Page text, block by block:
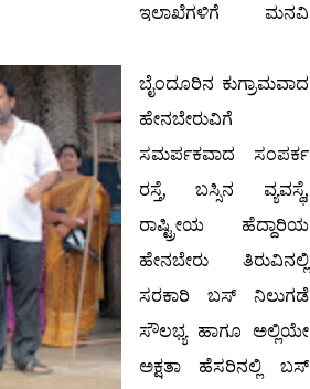
ಇಲಾಖೆಗಳಿಗೆ ಮನವಿ
ಬೈಂದೂರಿನ ಕುಗ್ರಾಮವಾದ
ಹೇನಬೇರುವಿಗೆ
ಸಮರ್ಪಕವಾದ ಸಂಪರ್ಕ
ರಸ್ತೆ, ಬಸ್ಸಿನ ವ್ಯವಸ್ಥೆ,
ರಾಷ್ಟ್ರೀಯ ಹೆದ್ದಾರಿಯ
ಹೇನಬೇರು ತಿರುವಿನಲ್ಲಿ
ಸರಕಾರಿ ಬಸ್ ನಿಲುಗಡೆ
ಸೌಲಭ್ಯ ಹಾಗೂ ಅಲ್ಲಿಯೇ
ಅಕ್ಷತಾ ಹೆಸರಿನಲ್ಲಿ ಬಸ್